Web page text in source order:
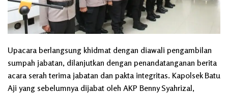
Upacara berlangsung khidmat dengan diawali pengambilan
sumpah jabatan, dilanjutkan dengan penandatanganan berita
acara serah terima jabatan dan pakta integritas. Kapolsek Batu
Aji yang sebelumnya dijabat oleh AKP Benny Syahrizal,